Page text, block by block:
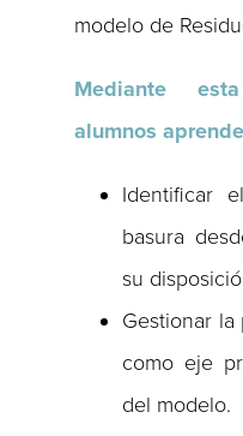
modelo de
Mediante
alumnos
Identificar
basura
su
Gestionar la
como eje
del modelo.